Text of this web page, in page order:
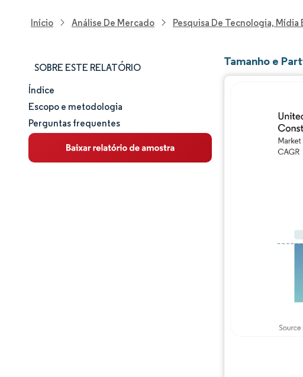
Início Análise De Mercado Pesquisa De Tecnologia,
SOBRE ESTE RELATÓRIO
Tamanho e participação de mercado
Análise de mercado
Tendências e insights
Índice
Escopo e metodologia
Perguntas frequentes
Tamanho e